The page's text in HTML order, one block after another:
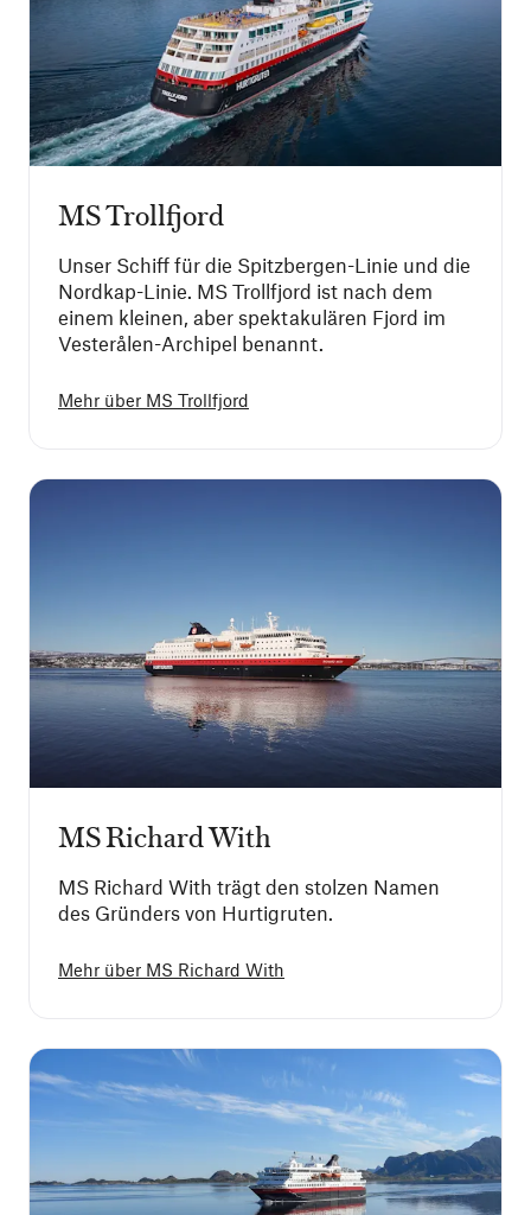
MS Trollfjord
Unser Schiff für die Spitzbergen-Linie und die
Nordkap-Linie. MS Trollfjord ist nach dem
einem kleinen, aber spektakulären Fjord im
Vesterålen-Archipel benannt.
Mehr über MS Trollfjord
MS Richard With
MS Richard With trägt den stolzen Namen
des Gründers von Hurtigruten.
Mehr über MS Richard With